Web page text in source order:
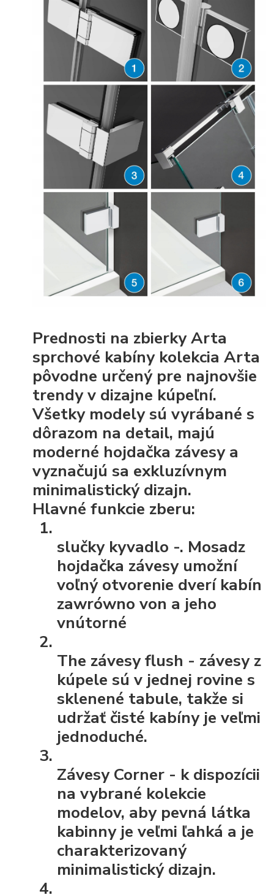
Prednosti na zbierky Arta
sprchové kabíny kolekcia Arta
pôvodne určený pre najnovšie
trendy v dizajne kúpeľní.
Všetky modely sú vyrábané s
dôrazom na detail, majú
moderné hojdačka závesy a
vyznačujú sa exkluzívnym
minimalistický dizajn.
Hlavné funkcie zberu:
slučky kyvadlo -. Mosadz
hojdačka závesy umožní
voľný otvorenie dverí kabín
zawrówno von a jeho
vnútorné
The závesy flush - závesy z
kúpele sú v jednej rovine s
sklenené tabule, takže si
udržať čisté kabíny je veľmi
jednoduché.
Závesy Corner - k dispozícii
na vybrané kolekcie
modelov, aby pevná látka
kabinny je veľmi ľahká a je
charakterizovaný
minimalistický dizajn.